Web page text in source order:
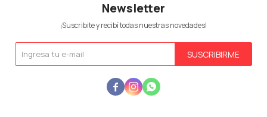
Newsletter
¡Suscribite y recibí todas nuestras novedades!
SUSCRIBIRME
  